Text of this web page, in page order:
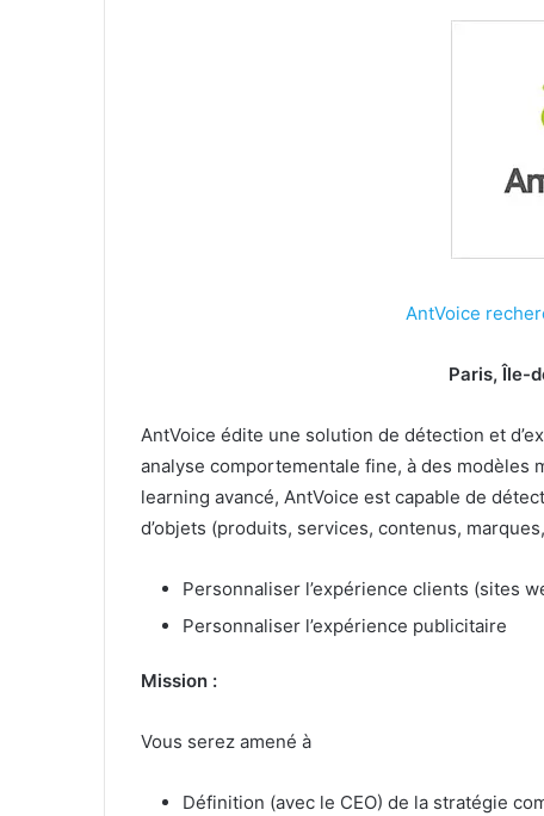
AntVoice
Paris, Île-
AntVoice édite une solution de détection et
analyse comportementale fine, à des modèles
learning avancé, AntVoice est capable de
d’objets (produits, services, contenus,
Personnaliser l’expérience clients (sites
Personnaliser l’expérience publicitaire
Mission :
Vous serez amené à
Définition (avec le CEO) de la stratégie